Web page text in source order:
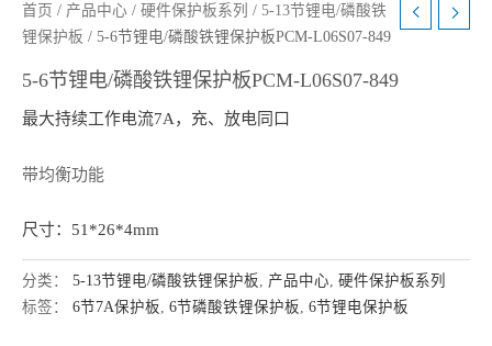
首页 / 产品中心 / 硬件保护板系列 / 5-13节锂电/磷酸铁
锂保护板 / 5-6节锂电/磷酸铁锂保护板PCM-L06S07-849
5-6节锂电/磷酸铁锂保护板PCM-L06S07-849
最大持续工作电流7A，充、放电同口
带均衡功能
尺寸：51*26*4mm
分类： 5-13节锂电/磷酸铁锂保护板 产品中心 硬件保护板系列
标签： 6节7A保护板 6节磷酸铁锂保护板 6节锂电保护板